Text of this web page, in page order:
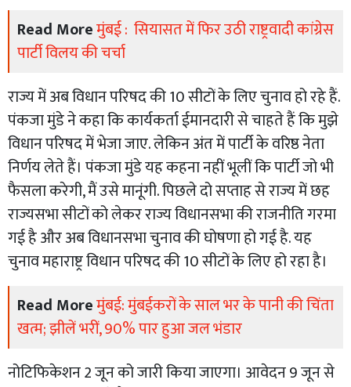
Read Moreमुंबई : सियासत में फिर उठी राष्ट्रवादी कांग्रेस
पार्टी विलय की चर्चा
राज्य में अब विधान परिषद की 10 सीटों के लिए चुनाव हो रहे हैं.
पंकजा मुंडे ने कहा कि कार्यकर्ता ईमानदारी से चाहते हैं कि मुझे
विधान परिषद में भेजा जाए. लेकिन अंत में पार्टी के वरिष्ठ नेता
निर्णय लेते हैं। पंकजा मुंडे यह कहना नहीं भूलीं कि पार्टी जो भी
फैसला करेगी, मैं उसे मानूंगी. पिछले दो सप्ताह से राज्य में छह
राज्यसभा सीटों को लेकर राज्य विधानसभा की राजनीति गरमा
गई है और अब विधानसभा चुनाव की घोषणा हो गई है. यह
चुनाव महाराष्ट्र विधान परिषद की 10 सीटों के लिए हो रहा है।
Read Moreमुंबई: मुंबईकरों के साल भर के पानी की चिंता
खत्म; झीलें भरीं, 90% पार हुआ जल भंडार
नोटिफिकेशन 2 जून को जारी किया जाएगा। आवेदन 9 जून से